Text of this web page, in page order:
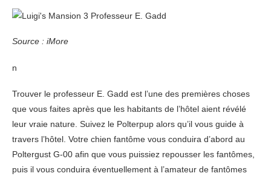
Source : iMore
n
Trouver le professeur E. Gadd est l’une des premières choses
que vous faites après que les habitants de l’hôtel aient révélé
leur vraie nature. Suivez le Polterpup alors qu’il vous guide à
travers l’hôtel. Votre chien fantôme vous conduira d’abord au
Poltergust G-00 afin que vous puissiez repousser les fantômes,
puis il vous conduira éventuellement à l’amateur de fantômes